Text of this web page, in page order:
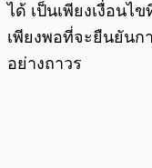
ได้ เป็นเพียงเงื่อนไ
เพียงพอที่จะยืนยันก
อย่างถาวร